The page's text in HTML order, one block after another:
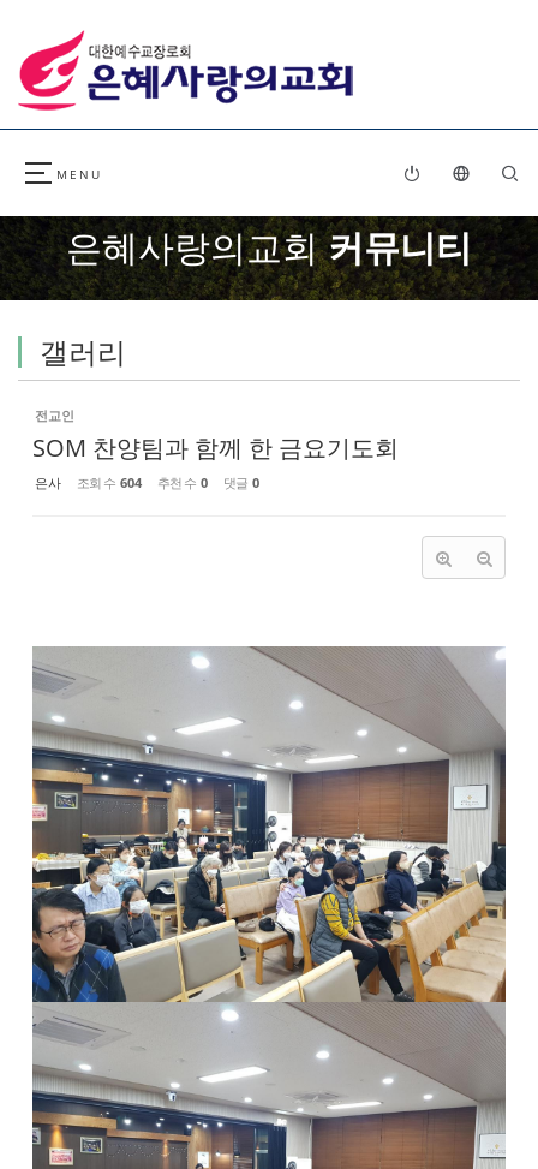
은혜사랑의교회커뮤니티
갤러리
전교인
SOM 찬양팀과 함께 한 금요기도회
은사 조회 수 604 추천 수 0 댓글 0